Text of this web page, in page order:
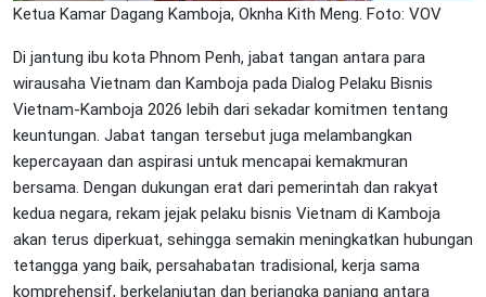
Ketua Kamar Dagang Kamboja, Oknha Kith Meng. Foto: VOV
Di jantung ibu kota Phnom Penh, jabat tangan antara para
wirausaha Vietnam dan Kamboja pada Dialog Pelaku Bisnis
Vietnam-Kamboja 2026 lebih dari sekadar komitmen tentang
keuntungan. Jabat tangan tersebut juga melambangkan
kepercayaan dan aspirasi untuk mencapai kemakmuran
bersama. Dengan dukungan erat dari pemerintah dan rakyat
kedua negara, rekam jejak pelaku bisnis Vietnam di Kamboja
akan terus diperkuat, sehingga semakin meningkatkan hubungan
tetangga yang baik, persahabatan tradisional, kerja sama
komprehensif, berkelanjutan dan berjangka panjang antara